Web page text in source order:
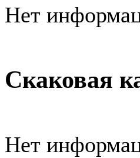
Нет
Скаковая
Нет